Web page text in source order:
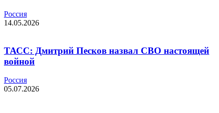
Россия
14.05.2026
ТАСС: Дмитрий Песков назвал СВО настоящей
войной
Россия
05.07.2026